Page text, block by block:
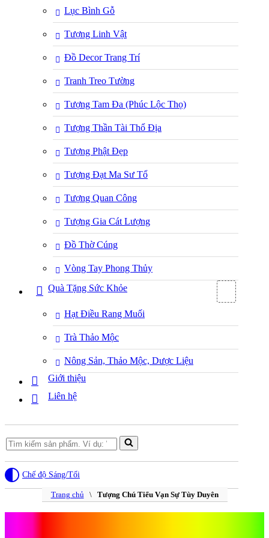
Lục Bình Gỗ
Tượng Linh Vật
Đồ Decor Trang Trí
Tranh Treo Tường
Tượng Tam Đa (Phúc Lộc Thọ)
Tượng Thần Tài Thổ Địa
Tượng Phật Đẹp
Tượng Đạt Ma Sư Tổ
Tượng Quan Công
Tượng Gia Cát Lượng
Đồ Thờ Cúng
Vòng Tay Phong Thủy
Quà Tặng Sức Khỏe
Hạt Điều Rang Muối
Trà Thảo Mộc
Nông Sản, Thảo Mộc, Dược Liệu
Giới thiệu
Liên hệ
Search
for...
Chế độ Sáng/Tối
Trang chủ\ Tượng Chú Tiểu Vạn Sự Tùy Duyên